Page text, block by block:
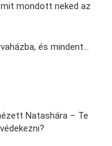
mondott neked az
és mindent…
Natashára – Te